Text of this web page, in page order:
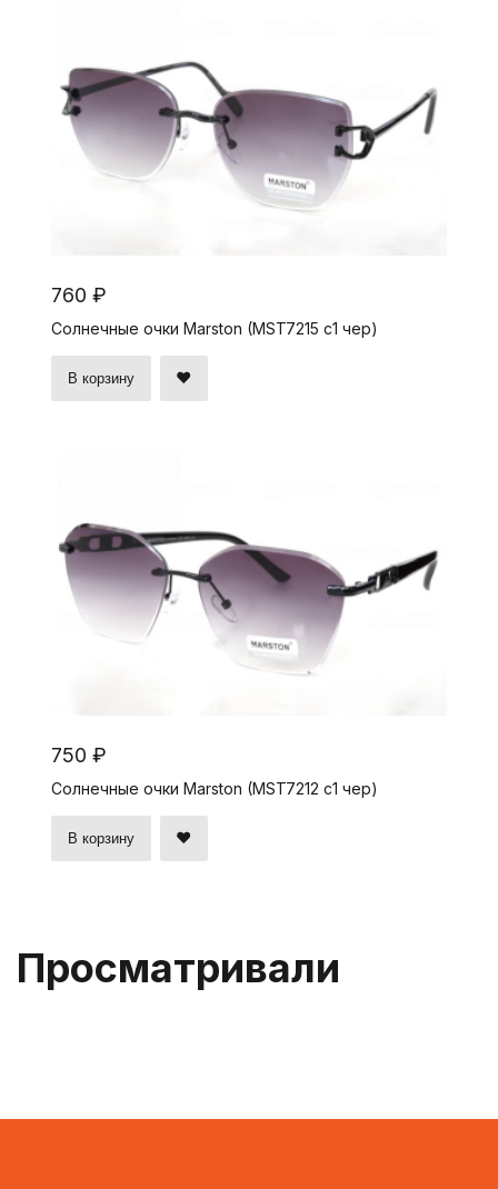
760 ₽
Солнечные очки Marston (MST7215 c1 чер)
В корзину
750 ₽
Солнечные очки Marston (MST7212 c1 чер)
В корзину
Просматривали